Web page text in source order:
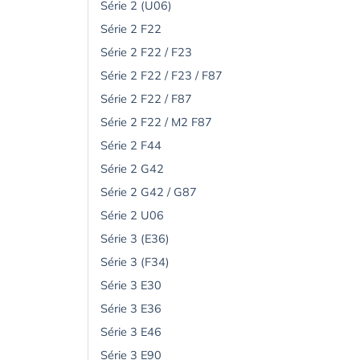
Série 2 (U06)
Série 2 F22
Série 2 F22 / F23
Série 2 F22 / F23 / F87
Série 2 F22 / F87
Série 2 F22 / M2 F87
Série 2 F44
Série 2 G42
Série 2 G42 / G87
Série 2 U06
Série 3 (E36)
Série 3 (F34)
Série 3 E30
Série 3 E36
Série 3 E46
Série 3 E90